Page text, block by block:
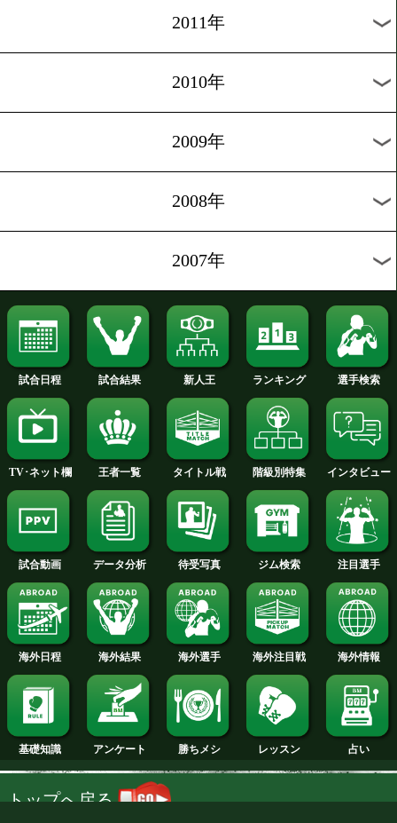
2020年
2018年
2016年
2015年
2014年
2013年
2012年
2011年
2010年